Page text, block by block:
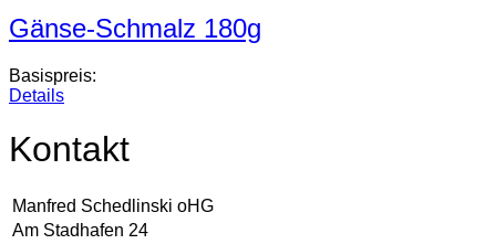
Gänse-Schmalz 180g
Basispreis:
Details
Kontakt
Manfred Schedlinski oHG
Am Stadhafen 24